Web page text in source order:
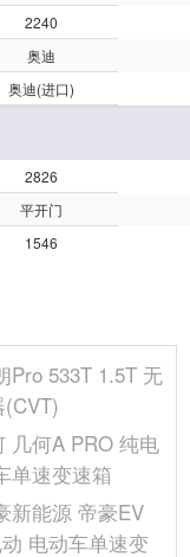
2240
奥迪
奥迪(进口)
2826
平开门
1546
58
4770
1410
4
门5座三厢车
1565
1775
Pro 533T 1.5T 无
几何A PRO 纯电
单速变速箱
新能源 帝豪EV
电动车单速变